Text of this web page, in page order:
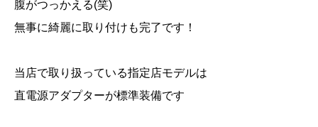
腹がつっかえる(笑)
無事に綺麗に取り付けも完了です！
当店で取り扱っている指定店モデルは
直電源アダプターが標準装備です